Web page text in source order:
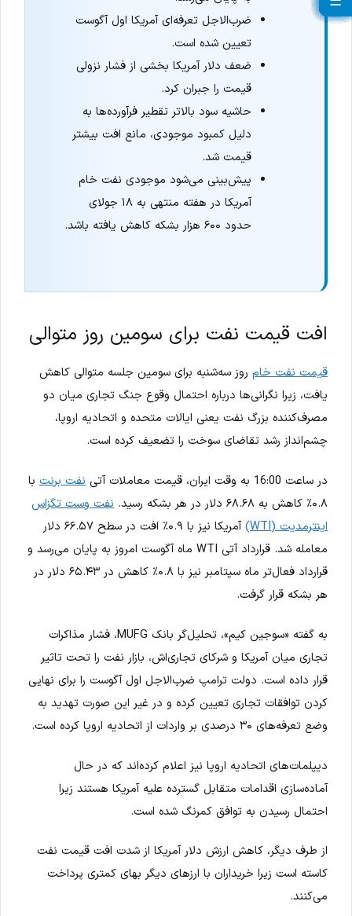
ضرب‌الاجل تعرفه‌ای آمریکا اول آگوست
تعیین شده است.
ضعف دلار آمریکا بخشی از فشار نزولی
قیمت را جبران کرد.
حاشیه سود بالاتر تقطیر فرآورده‌ها به
دلیل کمبود موجودی، مانع افت بیشتر
قیمت شد.
پیش‌بینی می‌شود موجودی نفت خام
آمریکا در هفته منتهی به ۱۸ جولای
حدود ۶۰۰ هزار بشکه کاهش یافته باشد.
افت قیمت نفت برای سومین روز متوالی
قیمت نفت خام روز سه‌شنبه برای سومین جلسه متوالی کاهش
یافت، زیرا نگرانی‌ها درباره احتمال وقوع جنگ تجاری میان دو
مصرف‌کننده بزرگ نفت یعنی ایالات متحده و اتحادیه اروپا،
چشم‌انداز رشد تقاضای سوخت را تضعیف کرده است.
در ساعت 16:00 به وقت ایران، قیمت معاملات آتی نفت برنت با
۰.۸٪ کاهش به ۶۸.۶۸ دلار در هر بشکه رسید.
نفت وست تگزاس
اینترمدیت (WTI)
آمریکا نیز با ۰.۹٪ افت در سطح ۶۶.۵۷ دلار
معامله شد. قرارداد آتی WTI ماه آگوست امروز به پایان می‌رسد و
قرارداد فعال‌تر ماه سپتامبر نیز با ۰.۸٪ کاهش در ۶۵.۴۳ دلار در
هر بشکه قرار گرفت.
به گفته «سوجین کیم»، تحلیل‌گر بانک MUFG، فشار مذاکرات
تجاری میان آمریکا و شرکای تجاری‌اش، بازار نفت را تحت تاثیر
قرار داده است. دولت ترامپ ضرب‌الاجل اول آگوست را برای نهایی
کردن توافقات تجاری تعیین کرده و در غیر این صورت تهدید به
وضع تعرفه‌های ۳۰ درصدی بر واردات از اتحادیه اروپا کرده است.
دیپلمات‌های اتحادیه اروپا نیز اعلام کرده‌اند که در حال
آماده‌سازی اقدامات متقابل گسترده علیه آمریکا هستند زیرا
احتمال رسیدن به توافق کمرنگ شده است.
از طرف دیگر، کاهش ارزش دلار آمریکا از شدت افت قیمت نفت
کاسته است زیرا خریداران با ارزهای دیگر بهای کمتری پرداخت
می‌کنند.